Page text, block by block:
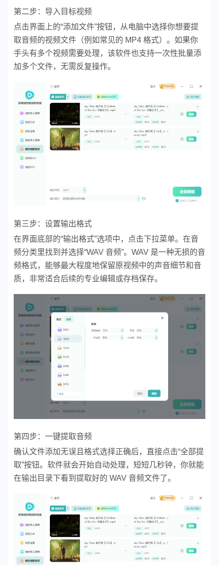
第二步：导入目标视频
点击界面上的“添加文件”按钮，从电脑中选择你想要提
取音频的视频文件（例如常见的 MP4 格式）。如果你
手头有多个视频需要处理，该软件也支持一次性批量添
加多个文件，无需反复操作。
第三步：设置输出格式
在界面底部的“输出格式”选项中，点击下拉菜单。在音
频分类里找到并选择“WAV 音频”。WAV 是一种无损的音
频格式，能够最大程度地保留原视频中的声音细节和音
质，非常适合后续的专业编辑或存档保存。
第四步：一键提取音频
确认文件添加无误且格式选择正确后，直接点击“全部提
取”按钮。软件就会开始自动处理，短短几秒钟，你就能
在输出目录下看到提取好的 WAV 音频文件了。